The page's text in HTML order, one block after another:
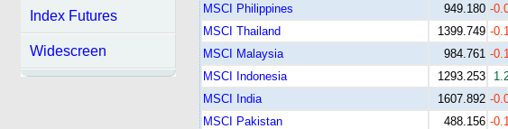
Index Futures
Widescreen
MSCI Philippines
949.180 -
MSCI Thailand
1399.749 -
MSCI Malaysia
984.761 -
MSCI Indonesia
1293.253
MSCI India
1607.892 -
MSCI Pakistan
488.156 -